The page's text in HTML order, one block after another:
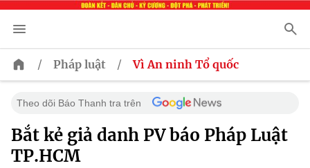
/ Pháp luật / Vì An ninh Tổ quốc
Theo dõi Báo Thanh tra trên
Bắt kẻ giả danh PV báo Pháp Luật
TP.HCM